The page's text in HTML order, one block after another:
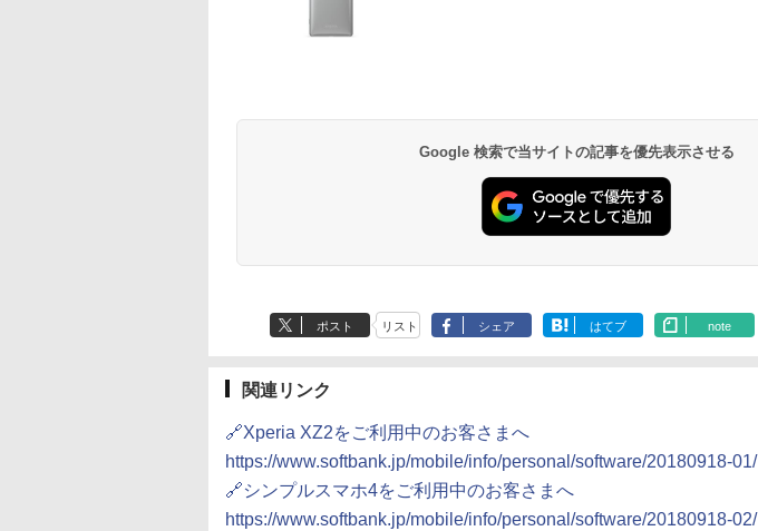
Google 検索で当サイトの記事を優先表示させる
ポスト リスト シェア はてブ note
関連リンク
🔗Xperia XZ2をご利用中のお客さまへ
https://www.softbank.jp/mobile/info/personal/software/20180918-01/
🔗シンプルスマホ4をご利用中のお客さまへ
https://www.softbank.jp/mobile/info/personal/software/20180918-02/